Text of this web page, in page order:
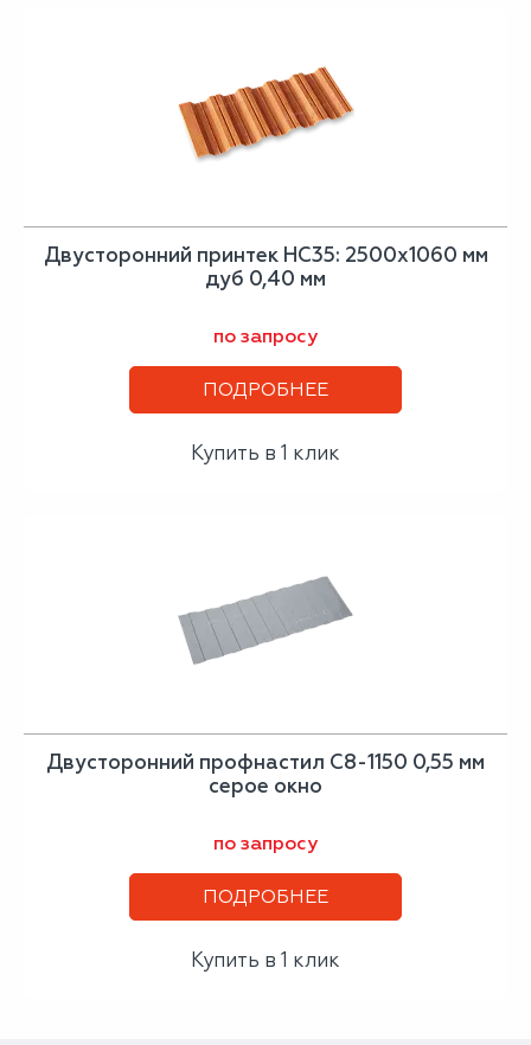
Двусторонний принтек НС35: 2500x1060 мм
дуб 0,40 мм
по запросу
ПОДРОБНЕЕ
Купить в 1 клик
Двусторонний профнастил С8-1150 0,55 мм
серое окно
по запросу
ПОДРОБНЕЕ
Купить в 1 клик